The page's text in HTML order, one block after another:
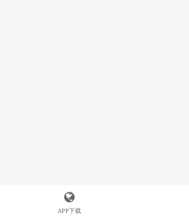
APP下载